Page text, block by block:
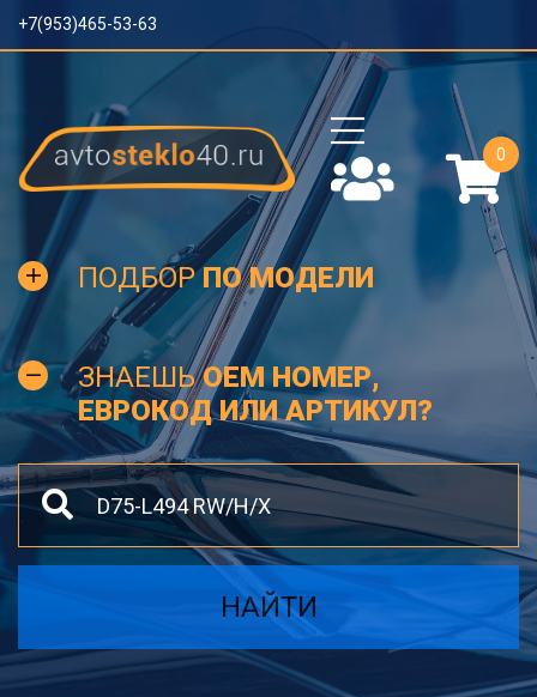
+7(953)465-53-63
0
ПОДБОРПО МОДЕЛИ
ЗНАЕШЬOEM НОМЕР,
ЕВРОКОД ИЛИ АРТИКУЛ?
НАЙТИ